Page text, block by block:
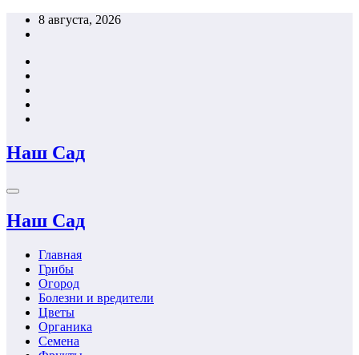
Перейти8 августа, 2026
Наш Сад
Наш Сад
Главная
Грибы
Огород
Болезни и вредители
Цветы
Органика
Семена